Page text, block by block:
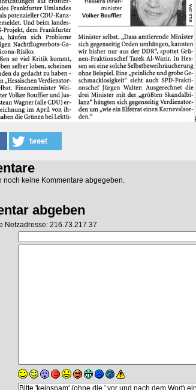
noch keine Kommentare abgegeben.
abgeben
Netzadresse: 216.73.217.37